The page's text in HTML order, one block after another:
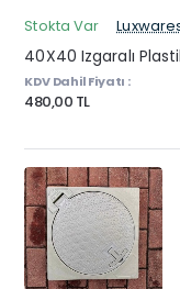
Stokta Var
40X40 Izgaralı
KDV Dahil Fiyatı :
480,00 TL